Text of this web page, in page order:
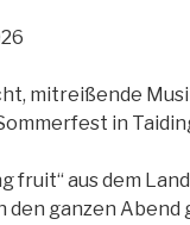
mitreißende
in
fruit“ aus dem
den ganzen